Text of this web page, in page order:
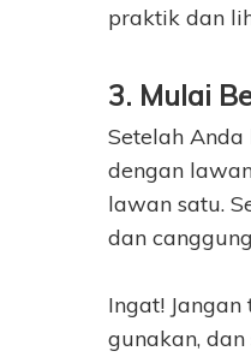
praktik dan
3. Mulai
Setelah
dengan
lawan satu.
dan
Ingat!
gunakan,